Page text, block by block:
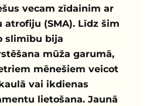
vecam zīdainim ar
(SMA). Līdz šim
slimību bija
mūža garumā,
mēnešiem veicot
vai ikdienas
lietošana. Jaunā